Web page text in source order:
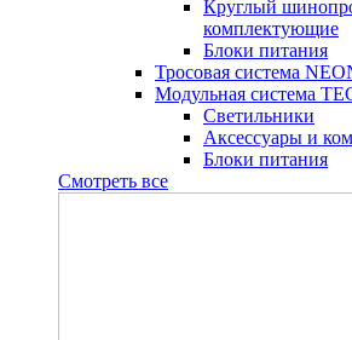
Круглый
комплектующие
Блоки питания
Тросовая система
Модульная система
Светильники
Аксессуары и
Блоки питания
Смотреть все